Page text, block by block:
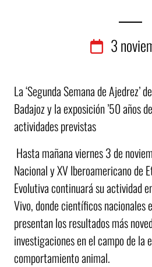
3
La ‘Segunda Semana de Ajedrez’
Badajoz y la exposición ’50 años
actividades previstas
Hasta mañana viernes 3 de
Nacional y XV Iberoamericano de
Evolutiva continuará su actividad
Vivo, donde científicos nacionales
presentan los resultados más
investigaciones en el campo de la
comportamiento animal.